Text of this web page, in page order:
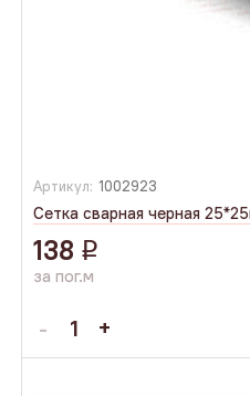
Артикул: 1002923
Сетка сварная черная
138 q
за пог.м